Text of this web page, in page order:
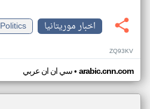
اخبار موريتانيا
Politics
ZQ93KV
سي ان ان عربي• arabic.cnn.com